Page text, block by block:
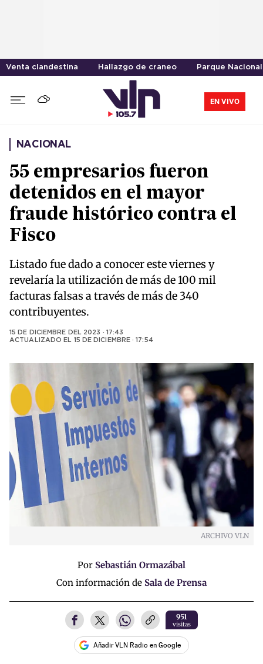
Venta clandestina Hallazgo de craneo Parque
EN VIVO
NACIONAL
55 empresarios fueron
detenidos en el mayor
fraude histórico contra el
Fisco
Listado fue dado a conocer este viernes y
revelaría la utilización de más de 100 mil
facturas falsas a través de más de 340
contribuyentes.
15 DE DICIEMBRE DEL 2023 · 17:43
ACTUALIZADO EL 15 DE DICIEMBRE · 17:54
ARCHIVO VLN
Por Sebastián Ormazábal
Con información de Sala de Prensa
951
visitas
Añadir VLN Radio en Google